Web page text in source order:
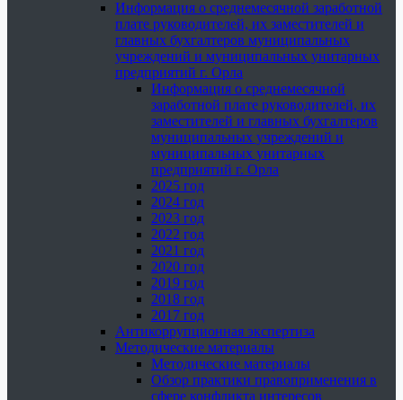
Информация о среднемесячной заработной
плате руководителей, их заместителей и
главных бухгалтеров муниципальных
учреждений и муниципальных унитарных
предприятий г. Орла
Информация о среднемесячной
заработной плате руководителей, их
заместителей и главных бухгалтеров
муниципальных учреждений и
муниципальных унитарных
предприятий г. Орла
2025 год
2024 год
2023 год
2022 год
2021 год
2020 год
2019 год
2018 год
2017 год
Антикоррупционная экспертиза
Методические материалы
Методические материалы
Обзор практики правоприменения в
сфере конфликта интересов